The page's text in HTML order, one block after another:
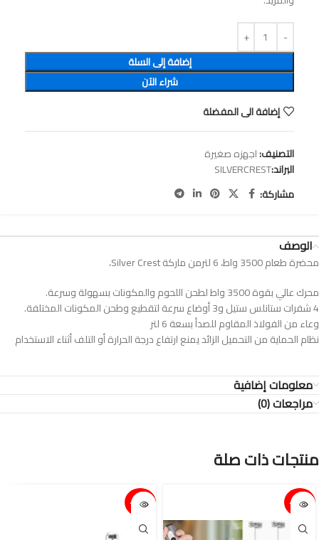
إضافة إلى السلة
شراء الآن
إضافة الى المفضلة
التصنيف:اجهزه صغيرة
البراند:SILVERCREST
مشاركة:
الوصف
محضرة طعام 3500 واط، 6 لترمن ماركة Silver Crest،
محرك عالي بقوة 3500 واط لطحن اللحوم والمكونات بسهولة وسرعة.
4 شفرات ستانلس ستيل و3 أوضاع سرعة لتقطيع وطحن المكونات المختلفة.
وعاء من الفولاذ المقاوم للصدأ بسعة 6 لتر
نظام الحماية من التحميل الزائد يمنع ارتفاع درجة الحرارة أو التلف أثناء الاستخدام
معلومات إضافية
مراجعات (0)
منتجات ذات صلة
15%-
15%-